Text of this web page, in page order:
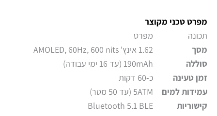
מפרט טכני מקוצר
תכונה
מפרט
מסך
1.62 אינץ' AMOLED, 60Hz, 600 nits
סוללה
190mAh (עד 16 ימי עבודה)
זמן טעינה
כ-60 דקות
עמידות למים
5ATM (עד 50 מטר)
קישוריות
Bluetooth 5.1 BLE